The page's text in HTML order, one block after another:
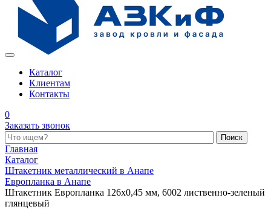
Каталог
Клиентам
Контакты
0
Заказать звонок
Поиск по каталогу
Главная
Каталог
Штакетник металлический в Анапе
Европланка в Анапе
Штакетник Европланка 126x0,45 мм, 6002 лиственно-зеленый
глянцевый